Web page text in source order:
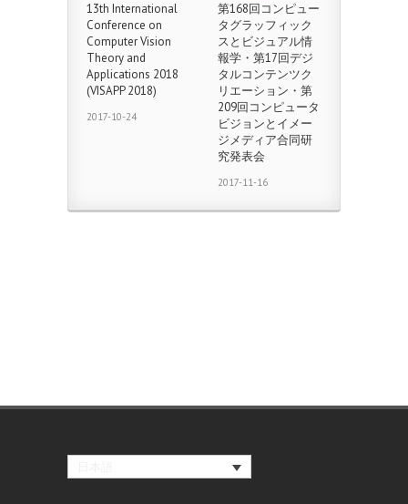
13th International
Conference on
Computer Vision
Theory and
Applications 2018
(VISAPP 2018)
2017-10-24
第168回コンピュー
タグラッフィック
スとビジュアル情
報学・第17回デジ
タルコンテンツク
リエーション・第
209回コンピュータ
ビジョンとイメー
ジメディア合同研
究発表会
2017-11-16